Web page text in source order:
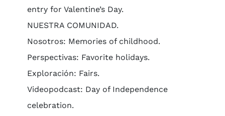
entry for Valentine’s Day.
NUESTRA COMUNIDAD.
Nosotros: Memories of childhood.
Perspectivas: Favorite holidays.
Exploración: Fairs.
Videopodcast: Day of Independence
celebration.